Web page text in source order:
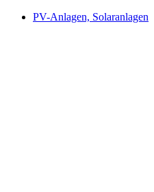
PV-Anlagen, Solaranlagen